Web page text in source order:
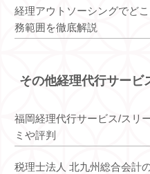
経理アウトソーシングでど
務範囲を徹底解説
その他経理代行サービ
福岡経理代行サービス/スリ
ミや評判
税理士法人 北九州総合会計